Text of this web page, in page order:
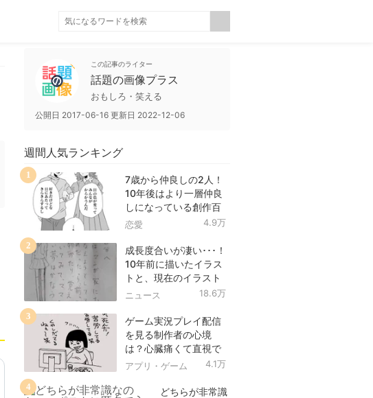
この記事のライター
話題の画像プラス
おもしろ・笑える
公開日 2017-06-16 更新日 2022-12-06
週間人気ランキング
7歳から仲良しの2人！
10年後はより一層仲良
しになっている創作百
合！
恋愛 4.9万
1
成長度合いが凄い･･･！
10年前に描いたイラス
トと、現在のイラスト
を投稿したツイートが
ニュース 18.6万
2
ゲーム実況プレイ配信
を見る制作者の心境
は？心臓痛くて直視で
きなかった！
アプリ・ゲーム 4.1万
3
どちらが非常識
4